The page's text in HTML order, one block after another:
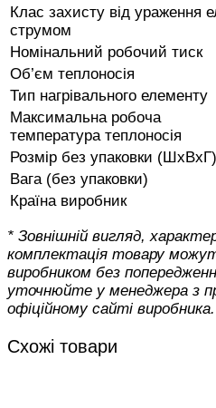
Клас захисту від ураження
струмом
Номінальний робочий тиск
Об’єм теплоносія
Тип нагрівального елементу
Максимальна робоча
температура теплоносія
Розмір без упаковки (ШхВхГ)
Вага (без упаковки)
Країна виробник
* Зовнішній вигляд,
комплектація товару
виробником без
уточнюйте у менеджера з
офіційному сайті виробника.
Схожі товари